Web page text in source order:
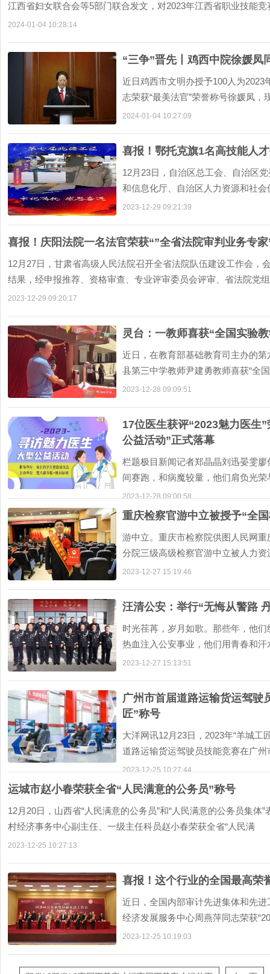
江西省妇女联合会等5部门联合发文，对2023年江西省职业技能竞
2024-01-04 10:28:14
“三争”晋先丨鸡西中院徐媛凤
近日鸡西市文明办授予100人为2023
志荣获“最美法官”荣誉称号徐媛凤
法官。工作
2024-01-04 10:27:09
喜报！鄂托克旗1名高技能人
12月23日，自治区总工会、自治区
和信息化厅、自治区人力资源和社
举行内蒙古自治区
2023-12-29 09:21:39
喜报！庆阳法院一名法官荣获“”全省法院审判业务专
12月27日，甘肃省高级人民法院召开全省法院队伍建设工作会，
结果，经申报推荐、资格审查、专业评审委员会评审、省法院党
2023-12-29 09:20:17
灵台：一教师喜获“全国实验
近日，在教育部基础教育司主办的
县第三中学教师尹建勇教师喜获“全
度的全国中小学实验
2023-12-28 09:09:51
17位医生获评“2023魅力医生
公益活动”正式落幕
栏题极目新闻记者郑晶晶刘迅晏雯
间赛跑，和病魔较量，他们肩负光
亮温暖和希望。医师，
2023-12-28 09:00:58
重庆检察官游中立被授予“全
游中立。重庆市检察院供图人民网
分院三级高级检察官游中立被人力
模范检察官”荣誉
2023-12-27 15:19:46
汪清公安：举行“无悔从警路
时光荏苒，岁月如歌。那些年，他
热血注入公安事业，他们用青春和
人民公安的使命，几十
2023-12-27 15:13:51
广州市首届道路运输货运驾驶
匠”称号
大洋网讯12月23日，2023年“羊城
道路运输货运驾驶员技能竞赛在广
立、胡建辉、
2023-12-25 10:27:44
运城市赵小春荣获全省“人民满意的公务员”称号
12月20日，山西省“人民满意的公务员”和“人民满意的公务员集体
村经济事务中心副主任、一级主任科员赵小春荣获全省“人民满
2023-12-25 10:27:13
喜报！这个行业的全国最高荣
近日，全国内部审计先进集体和先
经济发展服务中心周燕萍同志荣获
号，并作为
2023-12-25 10:19:03